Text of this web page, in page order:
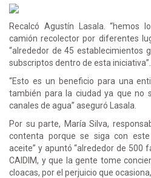
Recalcó Agustín Lasala. “hemos
camión recolector por diferentes
“alrededor de 45 establecimientos
subscriptos dentro de esta iniciativa”.
“Esto es un beneficio para una
también para la ciudad ya que no
canales de agua” aseguró Lasala.
Por su parte, María Silva,
contenta porque se siga con
aceite” y apuntó “alrededor de 500
CAIDIM, y que la gente tome
cloacas, por el perjuicio que